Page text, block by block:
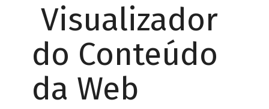
Visualizador
do Conteúdo
da Web